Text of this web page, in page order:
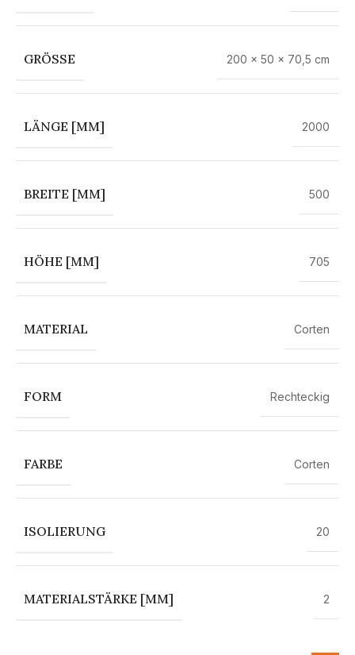
GRÖSSE 200 × 50 × 70,5 cm
LÄNGE [MM] 2000
BREITE [MM] 500
HÖHE [MM] 705
MATERIAL Corten
FORM Rechteckig
FARBE Corten
ISOLIERUNG 20
MATERIALSTÄRKE [MM] 2